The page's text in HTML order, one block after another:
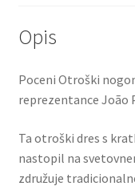
2026
količina
Opis
Poceni Otroški
reprezentance João
Ta otroški dres s
nastopil na
združuje